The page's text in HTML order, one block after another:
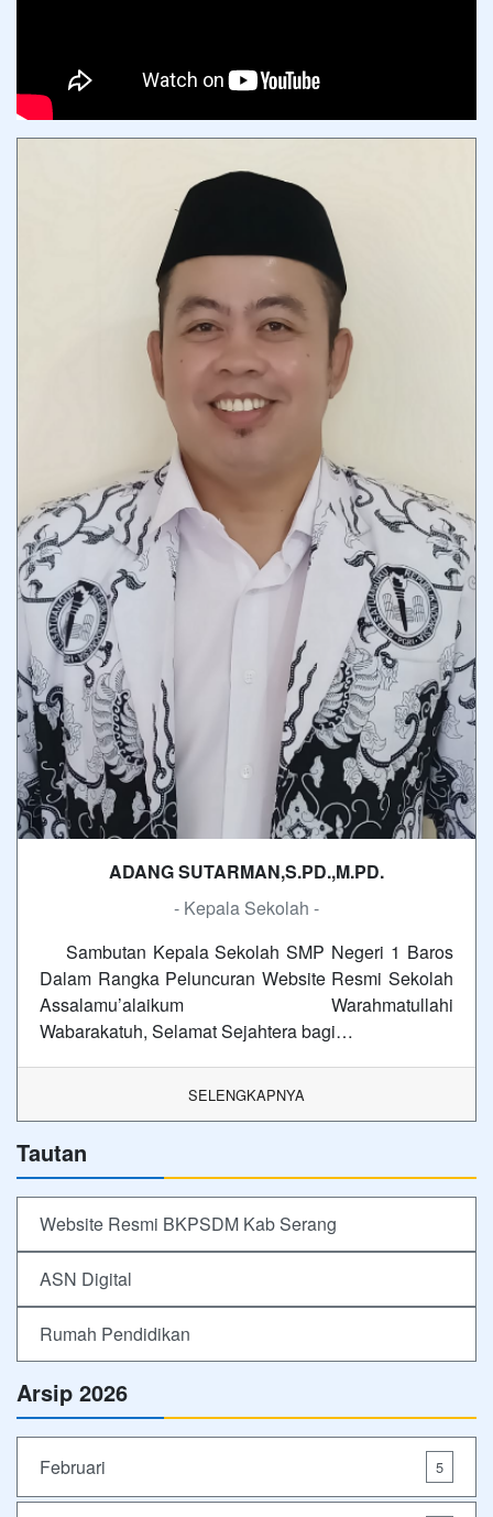
ADANG SUTARMAN,S.PD.,M.PD.
- Kepala Sekolah -
Sambutan Kepala Sekolah SMP Negeri 1 Baros
Dalam Rangka Peluncuran Website Resmi Sekolah
Assalamu’alaikum Warahmatullahi
Wabarakatuh, Selamat Sejahtera bagi…
SELENGKAPNYA
Tautan
Website Resmi BKPSDM Kab Serang
ASN Digital
Rumah Pendidikan
Arsip 2026
Februari 5